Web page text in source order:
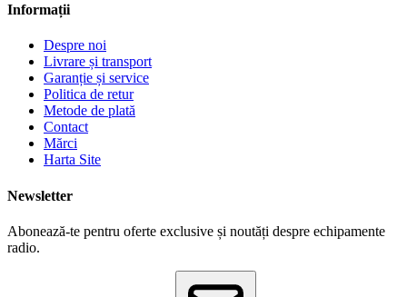
Informații
Despre noi
Livrare și transport
Garanție și service
Politica de retur
Metode de plată
Contact
Mărci
Harta Site
Newsletter
Abonează-te pentru oferte exclusive și noutăți despre echipamente
radio.